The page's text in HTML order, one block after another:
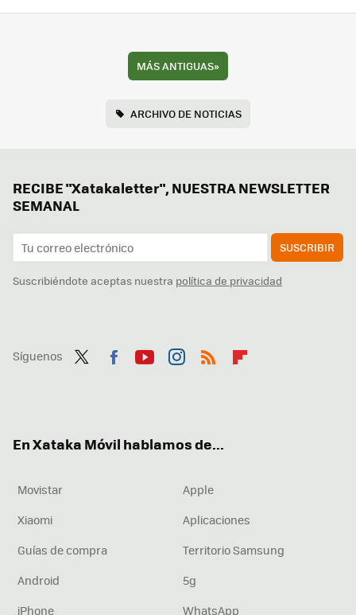
MÁS ANTIGUAS»
ARCHIVO DE NOTICIAS
RECIBE "Xatakaletter", NUESTRA NEWSLETTER
SEMANAL
SUSCRIBIR
Suscribiéndote aceptas nuestra política de privacidad
Síguenos
En Xataka Móvil hablamos de...
Movistar
Apple
Xiaomi
Aplicaciones
Guías de compra
Territorio Samsung
Android
5g
iPhone
WhatsApp